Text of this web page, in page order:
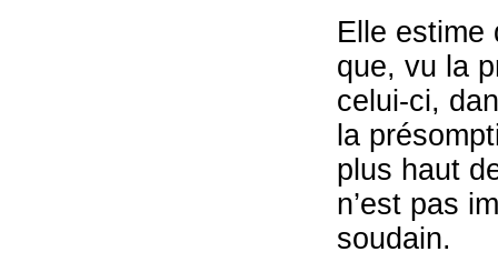
Elle estime
que, vu la
celui-ci,
la
plus haut
n’est pas
soudain.